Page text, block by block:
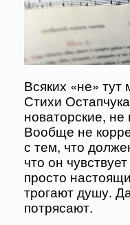
Всяких «не» тут
Стихи
новаторские, не
Вообще не
с тем, что
что он
просто
трогают душу.
потрясают.